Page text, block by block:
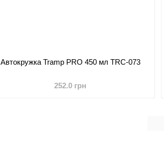
Автокружка Tramp PRO 450 мл TRC-073
252.0 грн